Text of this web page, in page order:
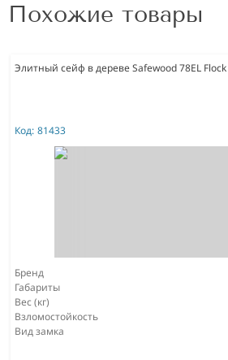
Похожие товары
Элитный сейф в дереве Safewood 78EL Flock
Код: 81433
Бренд
Габариты
Вес (кг)
Взломостойкость
Вид замка